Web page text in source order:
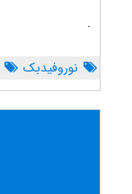
.
نوروفیدبک